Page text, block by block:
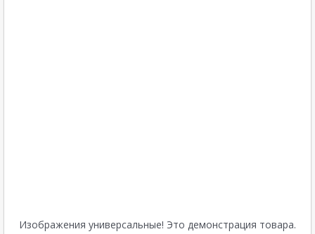
Изображения универсальные! Это демонстрация товара.